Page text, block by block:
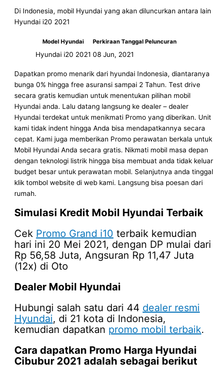
Di Indonesia, mobil Hyundai yang akan diluncurkan antara lain
Hyundai i20 2021
Model Hyundai Perkiraan Tanggal Peluncuran
Hyundai i20 2021 08 Jun, 2021
Dapatkan promo menarik dari hyundai Indonesia, diantaranya
bunga 0% hingga free asuransi sampai 2 Tahun. Test drive
secara gratis kemudian untuk menentukan pilihan mobil
Hyundai anda. Lalu datang langsung ke dealer – dealer
Hyundai terdekat untuk menikmati Promo yang diberikan. Unit
kami tidak indent hingga Anda bisa mendapatkannya secara
cepat. Kami juga memberikan Promo perawatan berkala untuk
Mobil Hyundai Anda secara gratis. Nikmati mobil masa depan
dengan teknologi listrik hingga bisa membuat anda tidak keluar
budget besar untuk perawatan mobil. Selanjutnya anda tinggal
klik tombol website di web kami. Langsung bisa poesan dari
rumah.
Simulasi Kredit Mobil Hyundai Terbaik
Cek Promo Grand i10 terbaik kemudian
hari ini 20 Mei 2021, dengan DP mulai dari
Rp 56,58 Juta, Angsuran Rp 11,47 Juta
(12x) di Oto
Dealer Mobil Hyundai
Hubungi salah satu dari 44 dealer resmi
Hyundai, di 21 kota di Indonesia,
kemudian dapatkan promo mobil terbaik.
Cara dapatkan Promo Harga Hyundai
Cibubur 2021 adalah sebagai berikut